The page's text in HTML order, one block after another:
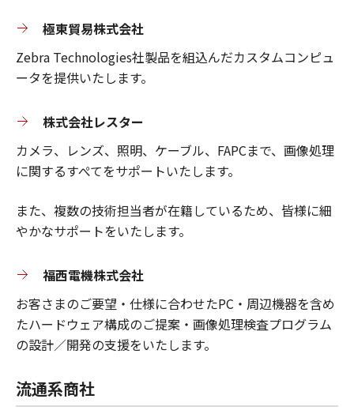
極東貿易株式会社
Zebra Technologies社製品を組込んだカスタムコンピュ
ータを提供いたします。
株式会社レスター
カメラ、レンズ、照明、ケーブル、FAPCまで、画像処理
に関するすぺてをサポートいたします。
また、複数の技術担当者が在籍しているため、皆様に細
やかなサポートをいたします。
福西電機株式会社
お客さまのご要望・仕様に合わせたPC・周辺機器を含め
たハードウェア構成のご提案・画像処理検査プログラム
の設計／開発の支援をいたします。
流通系商社